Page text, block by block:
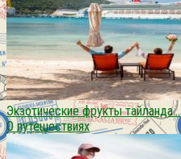
Экзотические фрукты тайланда…
О путешествиях